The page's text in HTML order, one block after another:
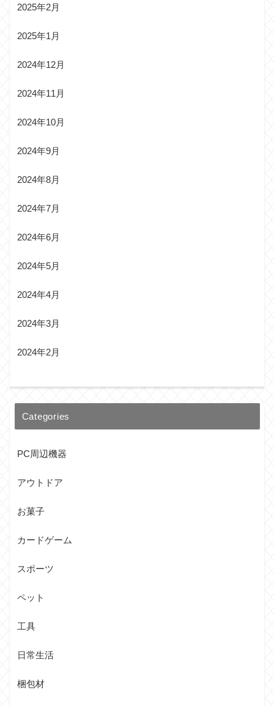
2025年2月
2025年1月
2024年12月
2024年11月
2024年10月
2024年9月
2024年8月
2024年7月
2024年6月
2024年5月
2024年4月
2024年3月
2024年2月
Categories
PC周辺機器
アウトドア
お菓子
カードゲーム
スポーツ
ペット
工具
日常生活
梱包材